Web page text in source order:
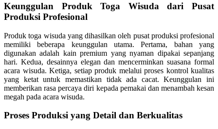
Keunggulan Produk Toga Wisuda dari Pusat
Produksi Profesional
Produk toga wisuda yang dihasilkan oleh pusat produksi profesional
memiliki beberapa keunggulan utama. Pertama, bahan yang
digunakan adalah kain premium yang nyaman dipakai sepanjang
hari. Kedua, desainnya elegan dan mencerminkan suasana formal
acara wisuda. Ketiga, setiap produk melalui proses kontrol kualitas
yang ketat untuk memastikan tidak ada cacat. Keunggulan ini
memberikan rasa percaya diri kepada pemakai dan menambah kesan
megah pada acara wisuda.
Proses Produksi yang Detail dan Berkualitas